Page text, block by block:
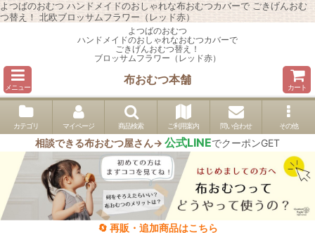
よつばのおむつ ハンドメイドのおしゃれな布おむつカバーで ごきげんおむ
つ替え！ 北欧ブロッサムフラワー（レッド赤）
よつばのおむつ
ハンドメイドのおしゃれなおむつカバーで
ごきげんおむつ替え！
ブロッサムフラワー（レッド赤）
メニュー
布おむつ本舗
カート
カテゴリ マイページ 商品検索 ご利用案内 問い合わせ その他
相談できる布おむつ屋さん→ 公式LINEでクーポンGET
🔄 再販・追加商品はこちら